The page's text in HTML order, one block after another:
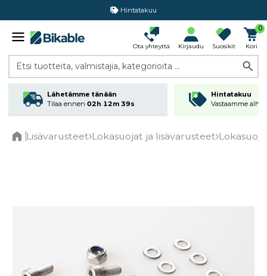
Hintatakuu
Ota yhteyttä Kirjaudu Suosikit
0
Kori
Etsi tuotteita, valmistajia, kategorioita ...
Lähetämme tänään
Tilaa ennen 02h 12m 39s
Hintatakuu
Vastaamme
Lisävarusteet Lokasuojat ja lisävarusteet